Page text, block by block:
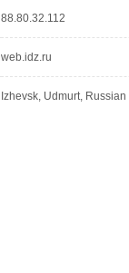
88.80.32.112
web.idz.ru
Izhevsk, Udmurt,